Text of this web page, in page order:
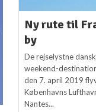
Ny rute til
by
De rejselystne
weekend-
den 7. april 2019
Københavns
Nantes...